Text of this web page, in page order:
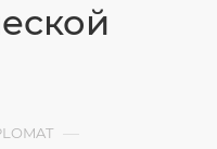
—